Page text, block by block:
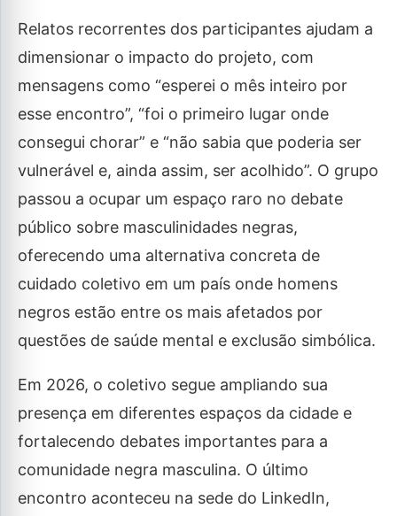
Relatos recorrentes dos participantes ajudam a
dimensionar o impacto do projeto, com
mensagens como “esperei o mês inteiro por
esse encontro”, “foi o primeiro lugar onde
consegui chorar” e “não sabia que poderia ser
vulnerável e, ainda assim, ser acolhido”. O grupo
passou a ocupar um espaço raro no debate
público sobre masculinidades negras,
oferecendo uma alternativa concreta de
cuidado coletivo em um país onde homens
negros estão entre os mais afetados por
questões de saúde mental e exclusão simbólica.
Em 2026, o coletivo segue ampliando sua
presença em diferentes espaços da cidade e
fortalecendo debates importantes para a
comunidade negra masculina. O último
encontro aconteceu na sede do LinkedIn,